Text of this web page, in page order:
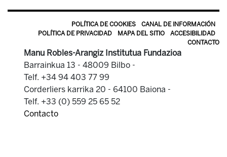
POLÍTICA DE COOKIES
CANAL DE INFORMACIÓN
POLÍTICA DE PRIVACIDAD
MAPA DEL SITIO
ACCESIBILIDAD
CONTACTO
Manu Robles-Arangiz Institutua Fundazioa
Barrainkua 13 - 48009 Bilbo -
Telf. +34 94 403 77 99
Corderliers karrika 20 - 64100 Baiona -
Telf. +33 (0) 559 25 65 52
Contacto